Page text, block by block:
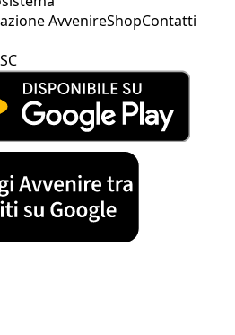
AvvenireShopContatti